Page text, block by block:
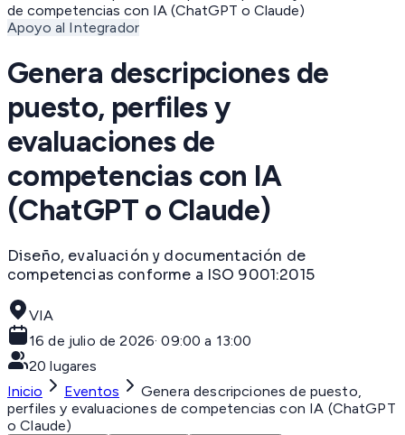
Apoyo al Integrador
Genera descripciones de
puesto, perfiles y
evaluaciones de
competencias con IA
(ChatGPT o Claude)
Diseño, evaluación y documentación de
competencias conforme a ISO 9001:2015
VIA
16 de julio de 2026·09:00 a 13:00
20 lugares
Inicio
Eventos
Genera descripciones de puesto,
perfiles y evaluaciones de competencias con IA (ChatGPT
o Claude)